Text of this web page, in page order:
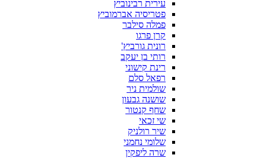
עירית רבינוביץ
פטריסיה אברמוביץ
פמלה סילבר
קרן פרגו
רונית גורביץ'
רותי בן יעקב
רינת קישוני
רפאל סלם
שולמית ניר
שושנה גבעון
שחף קנטור
שי זכאי
שיר רולניק
שלומי נחמני
שרה ליפקין